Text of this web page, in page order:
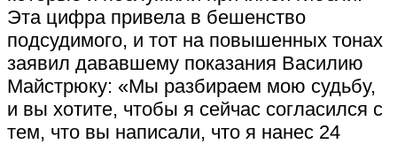
Эта цифра привела в бешенство
подсудимого, и тот на повышенных тонах
заявил дававшему показания Василию
Майстрюку: «Мы разбираем мою судьбу,
и вы хотите, чтобы я сейчас согласился с
тем, что вы написали, что я нанес 24